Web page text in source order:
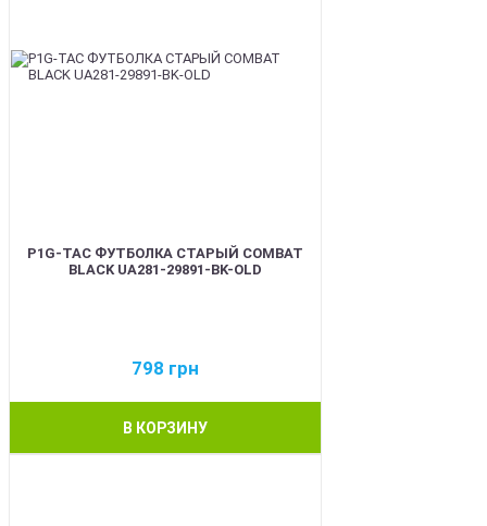
P1G-TAC ФУТБОЛКА СТАРЫЙ COMBAT
BLACK UA281-29891-BK-OLD
798 грн
В КОРЗИНУ